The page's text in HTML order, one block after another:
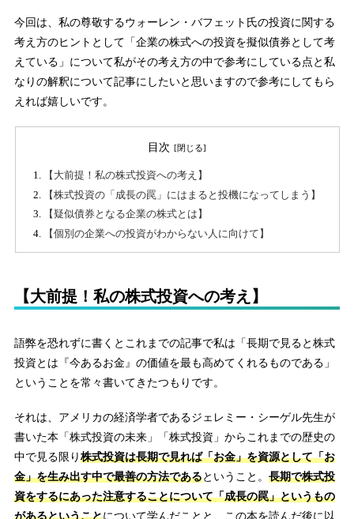
今回は、私の尊敬するウォーレン・バフェット氏の投資に関する
考え方のヒントとして「企業の株式への投資を擬似債券として考
えている」について私がその考え方の中で参考にしている点と私
なりの解釈について記事にしたいと思いますので参考にしてもら
えれば嬉しいです。
目次
【大前提！私の株式投資への考え】
【株式投資の「成長の罠」にはまると投機になってしまう】
【疑似債券となる企業の株式とは】
【個別の企業への投資がわからない人に向けて】
【大前提！私の株式投資への考え】
語弊を恐れずに書くとこれまでの記事で私は「長期で見ると株式
投資とは『今あるお金』の価値を最も高めてくれるものである」
ということを常々書いてきたつもりです。
それは、アメリカの経済学者であるジェレミー・シーゲル先生が
書いた本「株式投資の未来」「株式投資」からこれまでの歴史の
中で見る限り株式投資は長期で見れば「お金」を資源として「お
金」を生み出す中で最善の方法であるということ。長期で株式投
資をするにあった注意することについて「成長の罠」というもの
があるということについて学んだことと、この本を読んだ後に以